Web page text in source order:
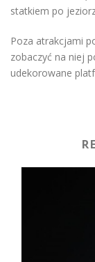
statkiem po
Poza atrakcjami
zobaczyć na niej
udekorowane